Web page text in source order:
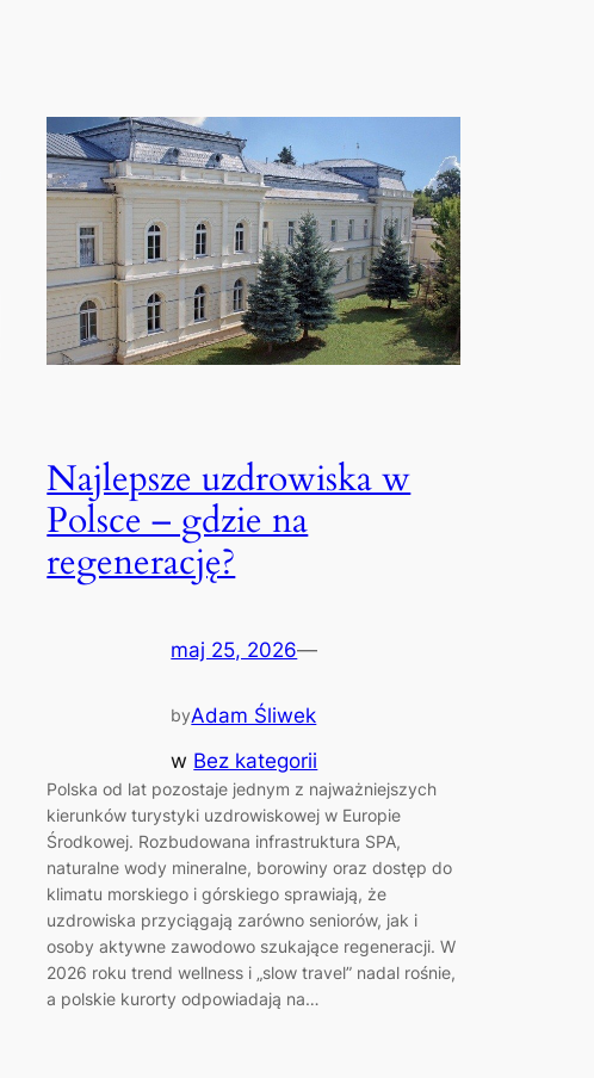
Najlepsze uzdrowiska w
Polsce – gdzie na
regenerację?
maj 25, 2026—
byAdam Śliwek
w Bez kategorii
Polska od lat pozostaje jednym z najważniejszych
kierunków turystyki uzdrowiskowej w Europie
Środkowej. Rozbudowana infrastruktura SPA,
naturalne wody mineralne, borowiny oraz dostęp do
klimatu morskiego i górskiego sprawiają, że
uzdrowiska przyciągają zarówno seniorów, jak i
osoby aktywne zawodowo szukające regeneracji. W
2026 roku trend wellness i „slow travel” nadal rośnie,
a polskie kurorty odpowiadają na…